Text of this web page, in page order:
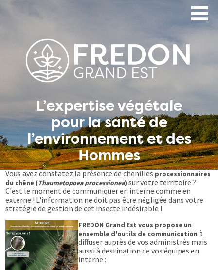
L’expertise végétale
pour la santé de
l’environnement et des
Hommes
Vous avez constatez la présence de chenilles processionnaires
du chêne (Thaumetopoea processionea)sur votre territoire ?
C'est le moment de communiquer en interne comme en
externe ! L'information ne doit pas être négligée dans votre
stratégie de gestion de cet insecte indésirable !
FREDON Grand Est vous propose un
ensemble d'outils de communication à
diffuser auprès de vos administrés mais
aussi à destination de vos équipes en
interne :